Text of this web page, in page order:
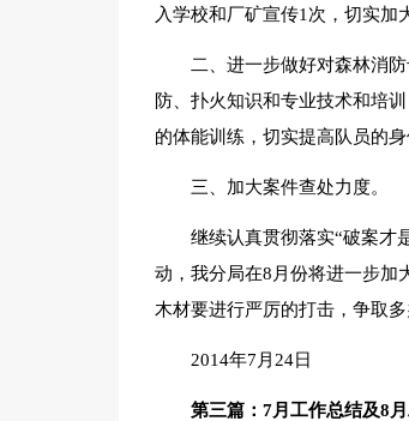
入学校和厂矿宣传1次，切实加
二、进一步做好对森林消
防、扑火知识和专业技术和培
的体能训练，切实提高队员的
三、加大案件查处力度。
继续认真贯彻落实“破案才
动，我分局在8月份将进一步加
木材要进行严厉的打击，争取
2014年7月24日
第三篇：7月工作总结及8